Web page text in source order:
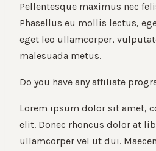
Pellentesque maximus nec
Phasellus eu mollis lectus,
eget leo ullamcorper,
malesuada metus.
Do you have any affiliate
Lorem ipsum dolor sit amet,
elit. Donec rhoncus dolor at
ullamcorper vel ut dui.